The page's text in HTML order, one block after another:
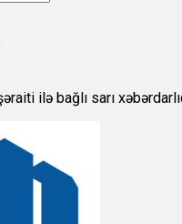
ilə bağlı sarı